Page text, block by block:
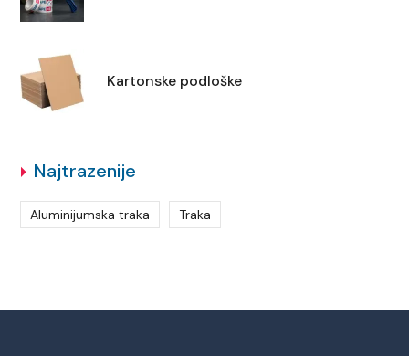
Kartonske podloške
Najtrazenije
Aluminijumska traka Traka